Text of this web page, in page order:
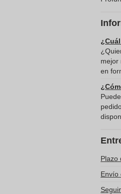
mejor
en
Plazo
Envío